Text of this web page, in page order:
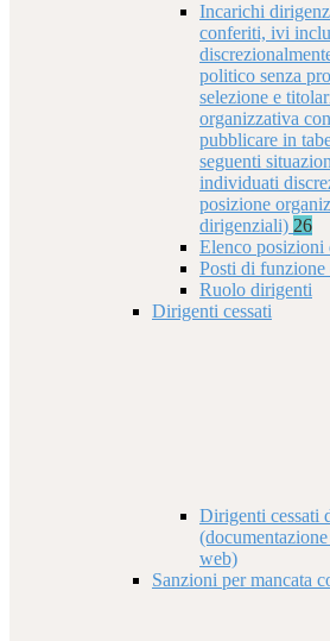
Incarichi
conferiti, ivi
politico senza
selezione e
organizzativa
pubblicare in
seguenti
individuati
posizione
dirigenziali) 26
Elenco posizioni
Posti di
Ruolo dirigenti
Dirigenti cessati
Dirigenti cessati
web)
Sanzioni per mancata